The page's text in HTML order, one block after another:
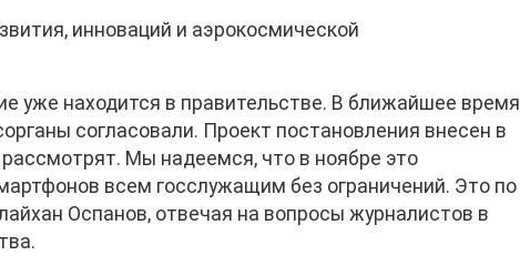
инноваций и аэрокосмической
уже находится в правительстве. В ближайшее время
согласовали. Проект постановления внесен в
Мы надеемся, что в ноябре это
всем госслужащим без ограничений. Это по
Оспанов, отвечая на вопросы журналистов в